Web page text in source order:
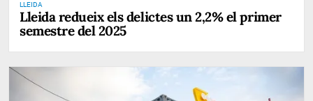
LLEIDA
Lleida redueix els delictes un 2,2% el primer
semestre del 2025